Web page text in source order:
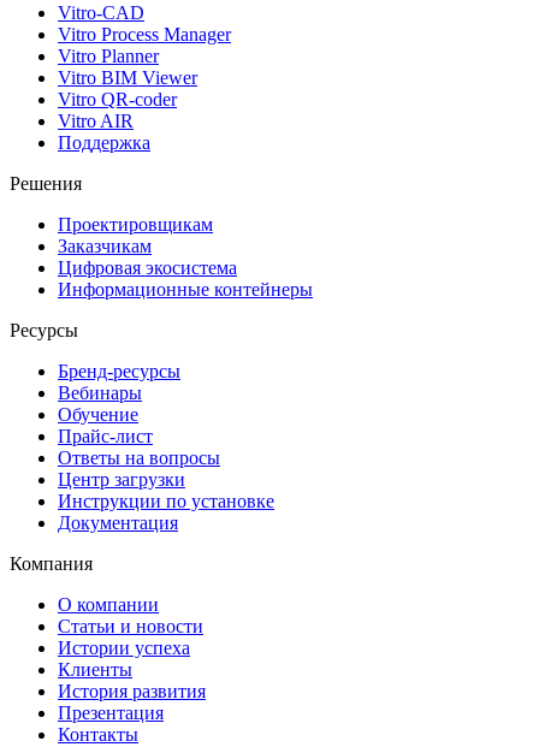
Vitro-CAD
Vitro Process Manager
Vitro Planner
Vitro BIM Viewer
Vitro QR-coder
Vitro AIR
Поддержка
Решения
Проектировщикам
Заказчикам
Цифровая экосистема
Информационные контейнеры
Ресурсы
Бренд-ресурсы
Вебинары
Обучение
Прайс-лист
Ответы на вопросы
Центр загрузки
Инструкции по установке
Документация
Компания
О компании
Статьи и новости
Истории успеха
Клиенты
История развития
Презентация
Контакты